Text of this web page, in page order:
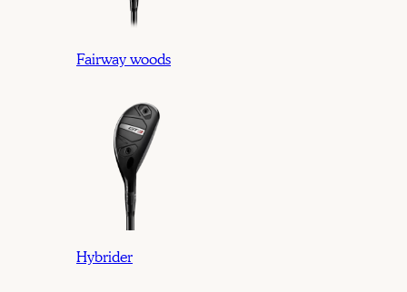
Fairway woods
Hybrider